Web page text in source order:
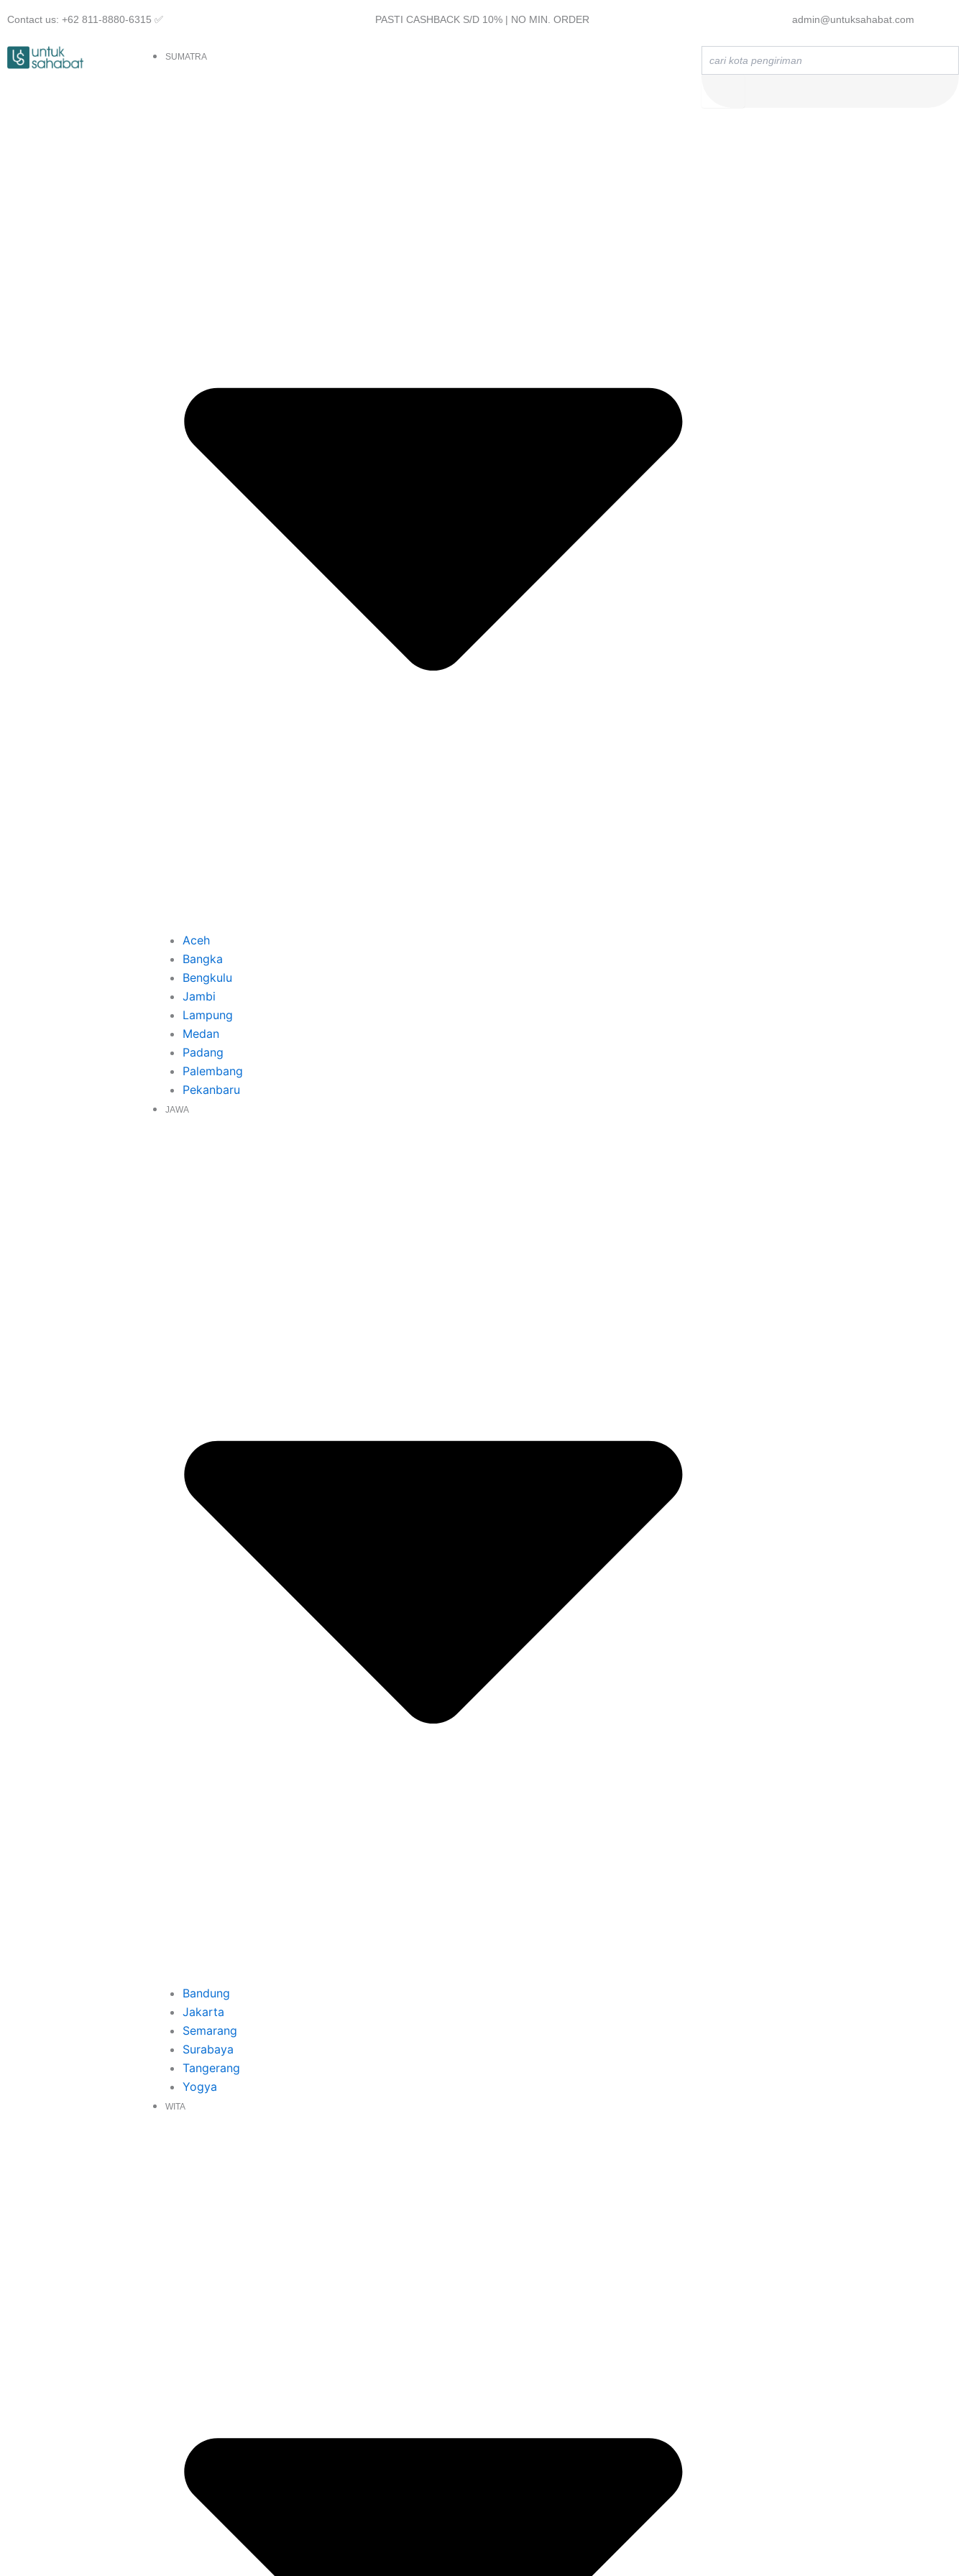
to
content
Contact us: +62 811-8880-6315 ✅︎ PASTI CASHBACK S/D 10% | NO MIN. ORDER admin@untuksahabat.com
SUMATRA
Aceh
Bangka
Bengkulu
Jambi
Lampung
Medan
Padang
Palembang
Pekanbaru
JAWA
Bandung
Jakarta
Semarang
Surabaya
Tangerang
Yogya
WITA